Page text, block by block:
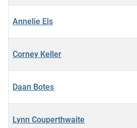
Annelie Els
Corney Keller
Daan Botes
Lynn Couperthwaite